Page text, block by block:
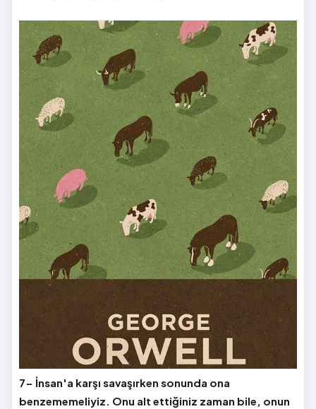
7- İnsan'a karşı savaşırken sonunda ona
benzememeliyiz. Onu alt ettiğiniz zaman bile, onun